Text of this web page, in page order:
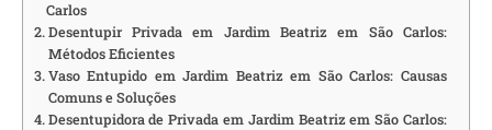
Carlos
Desentupir Privada em Jardim Beatriz em São Carlos:
Métodos Eficientes
Vaso Entupido em Jardim Beatriz em São Carlos: Causas
Comuns e Soluções
Desentupidora de Privada em Jardim Beatriz em São Carlos: